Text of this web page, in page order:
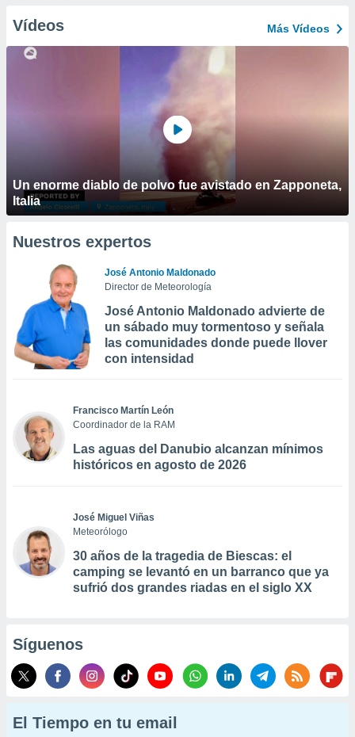
Vídeos Más Vídeos
Un enorme diablo de polvo fue avistado en Zapponeta,
Italia
Nuestros expertos
José Antonio Maldonado
Director de Meteorología
José Antonio Maldonado advierte de
un sábado muy tormentoso y señala
las comunidades donde puede llover
con intensidad
Francisco Martín León
Coordinador de la RAM
Las aguas del Danubio alcanzan mínimos
históricos en agosto de 2026
José Miguel Viñas
Meteorólogo
30 años de la tragedia de Biescas: el
camping se levantó en un barranco que ya
sufrió dos grandes riadas en el siglo XX
Síguenos
El Tiempo en tu email